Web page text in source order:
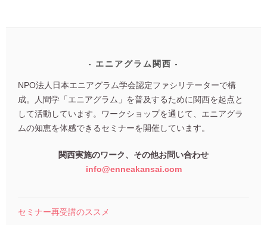
エニアグラム関西
NPO法人日本エニアグラム学会認定ファシリテーターで構
成。人間学「エニアグラム」を普及するために関西を起点と
して活動しています。ワークショップを通じて、エニアグラ
ムの知恵を体感できるセミナーを開催しています。
関西実施のワーク、その他お問い合わせ
info@enneakansai.com
セミナー再受講のススメ